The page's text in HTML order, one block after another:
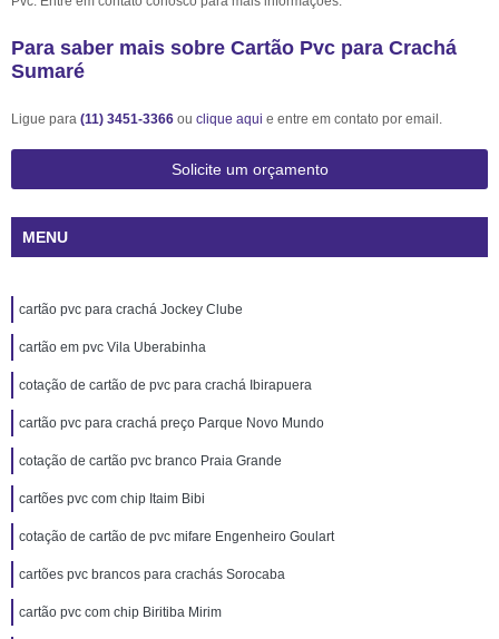
Para saber mais sobre Cartão Pvc para Crachá
Sumaré
Ligue para (11) 3451-3366 ou clique aqui e entre em contato por email.
Solicite um orçamento
MENU
cartão pvc para crachá Jockey Clube
cartão em pvc Vila Uberabinha
cotação de cartão de pvc para crachá Ibirapuera
cartão pvc para crachá preço Parque Novo Mundo
cotação de cartão pvc branco Praia Grande
cartões pvc com chip Itaim Bibi
cotação de cartão de pvc mifare Engenheiro Goulart
cartões pvc brancos para crachás Sorocaba
cartão pvc com chip Biritiba Mirim